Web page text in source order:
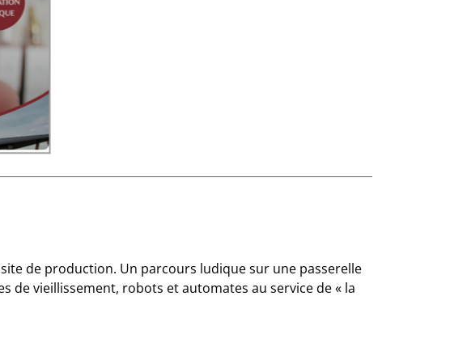
de production. Un parcours ludique sur une passerelle
de vieillissement, robots et automates au service de « la